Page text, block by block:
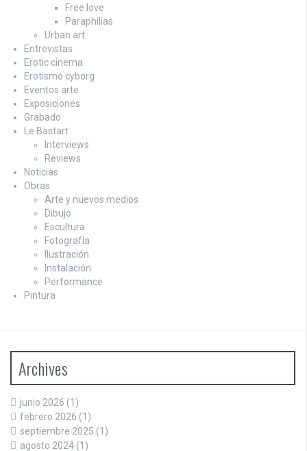
Free love
Paraphilias
Urban art
Entrevistas
Erotic cinema
Erotismo cyborg
Eventos arte
Exposiciones
Grabado
Le Bastart
Interviews
Reviews
Noticias
Obras
Arte y nuevos medios
Dibujo
Escultura
Fotografía
Ilustración
Instalación
Performance
Pintura
Archives
junio 2026 (1)
febrero 2026 (1)
septiembre 2025 (1)
agosto 2024 (1)